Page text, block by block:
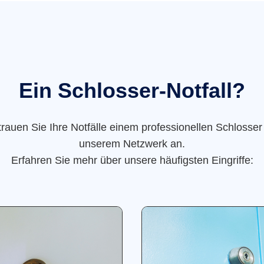
Ein Schlosser-Notfall?
Sie Ihre Notfälle einem professionellen
unserem Netzwerk an.
Erfahren Sie mehr über unsere häufigsten Eingriffe: